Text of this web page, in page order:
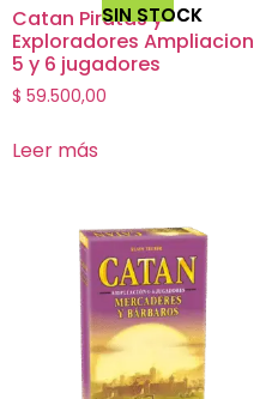
SIN STOCK
Catan Piratas y
Exploradores Ampliacion
5 y 6 jugadores
$ 59.500,00
Leer más